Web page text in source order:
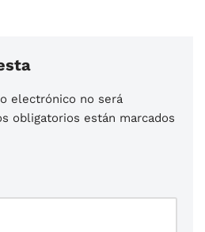
electrónico no será
obligatorios están marcados